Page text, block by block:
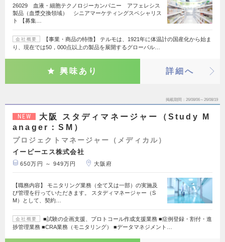
26029 血液・細胞テクノロジーカンパニー アフェレシス
製品（血漿交換領域） シニアマーケティングスペシャリス
ト 【募集…
会社概要
【事業・商品の特徴】 テルモは、1921年に体温計の国産化から始ま
り、現在では50，000点以上の製品を展開するグローバル…
興味あり 詳細へ
掲載期間 26/08/06～26/08/19
NEW
大阪 スタディマネージャー（Study M
anager：SM）
プロジェクトマネージャー（メディカル）
イーピーエス株式会社
650万円 ～ 949万円 大阪府
【職務内容】 モニタリング業務（全て又は一部）の実施及
び管理を行っていただきます。 スタディマネージャー（S
M）として、契約…
会社概要
■試験の企画支援、プロトコール作成支援業務 ■症例登録・割付・進
捗管理業務 ■CRA業務（モニタリング） ■データマネジメント…